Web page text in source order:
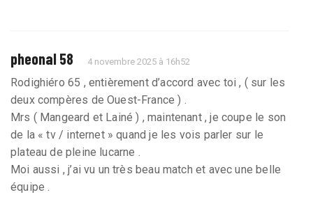
pheonal 58 4 novembre 2025 à 16h52
Rodighiéro 65 , entièrement d’accord avec toi , ( sur les
deux compères de Ouest-France ) .
Mrs ( Mangeard et Lainé ) , maintenant , je coupe le son
de la « tv / internet » quand je les vois parler sur le
plateau de pleine lucarne .
Moi aussi , j’ai vu un très beau match et avec une belle
équipe .